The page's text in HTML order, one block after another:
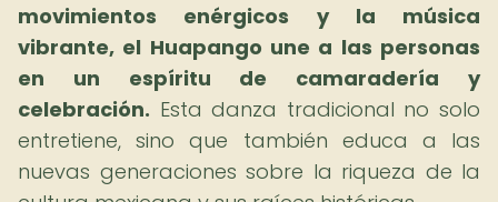
movimientos enérgicos y la música
vibrante, el Huapango une a las personas
en un espíritu de camaradería y
celebración. Esta danza tradicional no solo
entretiene, sino que también educa a las
nuevas generaciones sobre la riqueza de la